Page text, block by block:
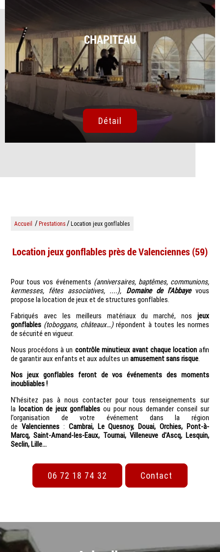
CHAPITEAU
Détail
Accueil / Prestations / Location jeux gonflables
Location jeux gonflables près de Valenciennes (59)
Pour tous vos événements (anniversaires, baptêmes, communions,
kermesses, fêtes associatives, ....), Domaine de l'Abbaye vous
propose la location de jeux et de structures gonflables.
Fabriqués avec les meilleurs matériaux du marché, nos jeux
gonflables (toboggans, châteaux…)répondent à toutes les normes
de sécurité en vigueur.
Nous procédons à un contrôle minutieux avant chaque locationafin
de garantir aux enfants et aux adultes unamusement sans risque.
Nos jeux gonflables feront de vos événements des moments
inoubliables !
N'hésitez pas à nous contacter pour tous renseignements sur
la location de jeux gonflables ou pour nous demander conseil sur
l’organisation de votre événement dans la région
deValenciennes : Cambrai, Le Quesnoy, Douai, Orchies, Pont-à-
Marcq, Saint-Amand-les-Eaux, Tournai, Villeneuve d'Ascq, Lesquin,
Seclin, Lille…
06 72 18 74 32 Contact